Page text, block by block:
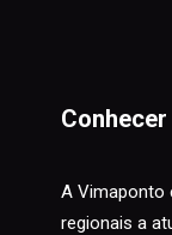
Conhecer
A Vimaponto
regionais a